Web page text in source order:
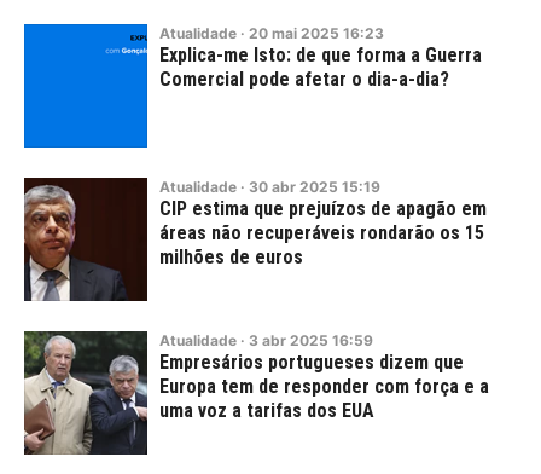
Atualidade · 20 mai 2025 16:23
Explica-me Isto: de que forma a Guerra
Comercial pode afetar o dia-a-dia?
Atualidade · 30 abr 2025 15:19
CIP estima que prejuízos de apagão em
áreas não recuperáveis rondarão os 15
milhões de euros
Atualidade · 3 abr 2025 16:59
Empresários portugueses dizem que
Europa tem de responder com força e a
uma voz a tarifas dos EUA